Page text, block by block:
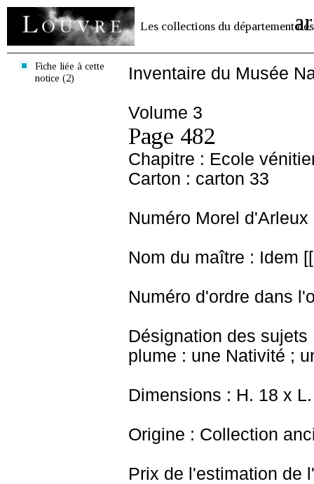
Les collections du département des
Fiche liée à cette
notice (2)
Inventaire du Musée
Volume 3
Page 482
Chapitre : Ecole
Carton : carton 33
Numéro Morel d'Arleux
Nom du maître : Idem
Numéro d'ordre dans
Désignation des
plume : une Nativité ;
Dimensions : H. 18 x
Origine : Collection
Prix de l'estimation de